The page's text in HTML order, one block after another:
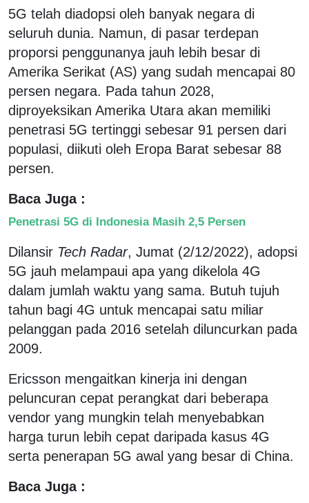
5G telah diadopsi oleh banyak negara di
seluruh dunia. Namun, di pasar terdepan
proporsi penggunanya jauh lebih besar di
Amerika Serikat (AS) yang sudah mencapai 80
persen negara. Pada tahun 2028,
diproyeksikan Amerika Utara akan memiliki
penetrasi 5G tertinggi sebesar 91 persen dari
populasi, diikuti oleh Eropa Barat sebesar 88
persen.
Baca Juga :
Penetrasi 5G di Indonesia Masih 2,5 Persen
Dilansir Tech Radar, Jumat (2/12/2022), adopsi
5G jauh melampaui apa yang dikelola 4G
dalam jumlah waktu yang sama. Butuh tujuh
tahun bagi 4G untuk mencapai satu miliar
pelanggan pada 2016 setelah diluncurkan pada
2009.
Ericsson mengaitkan kinerja ini dengan
peluncuran cepat perangkat dari beberapa
vendor yang mungkin telah menyebabkan
harga turun lebih cepat daripada kasus 4G
serta penerapan 5G awal yang besar di China.
Baca Juga :